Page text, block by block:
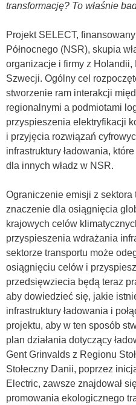
transformację? To właśnie
Projekt SELECT,
Północnego (NSR), skupia
organizacje i firmy z
Szwecji. Ogólny cel
stworzenie ram interakcji
regionalnymi a podmiotami
przyspieszenia elektryfikacji
i przyjęcia rozwiązań
infrastruktury ładowania,
dla innych władz w NSR.
Ograniczenie emisji z sektora
znaczenie dla osiągnięcia
krajowych celów
przyspieszenia wdrażania
sektorze transportu może
osiągnięciu celów i
przedsięwziecia będą teraz
aby dowiedzieć się, jakie
infrastruktury ładowania i
projektu, aby w ten sposób
plan działania dotyczący
Gent Grinvalds z Regionu
Stołeczny Danii, poprzez
Electric, zawsze znajdował
promowania ekologicznego